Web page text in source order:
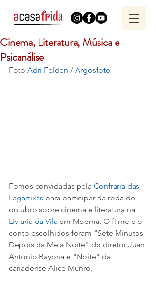
Cinema, Literatura, Música e
Psicanálise
Foto Adri Felden / Argosfoto
Fomos convidadas pela Confraria das
Lagartixas para participar da roda de
outubro sobre cinema e literatura na
Livraria da Vila em Moema. O filme e o
conto escolhidos foram "Sete Minutos
Depois da Meia Noite" do diretor Juan
Antonio Bayona e "Noite" da
canadense Alice Munro.